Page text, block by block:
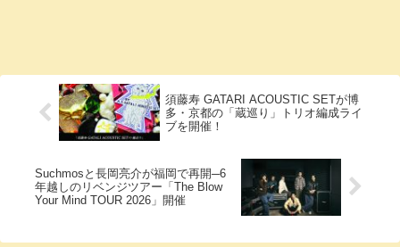
須藤寿 GATARI ACOUSTIC SETが博
多・京都の「蔵巡り」トリオ編成ライ
ブを開催！
Suchmosと長岡亮介が福岡で再開─6
年越しのリベンジツアー「The Blow
Your Mind TOUR 2026」開催